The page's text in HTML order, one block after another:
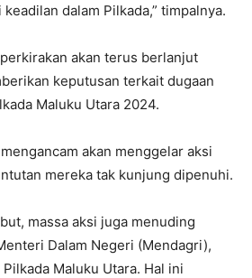
dalam Pilkada,” timpalnya.
akan terus berlanjut
keputusan terkait dugaan
Maluku Utara 2024.
akan menggelar aksi
mereka tak kunjung dipenuhi.
massa aksi juga menuding
Dalam Negeri (Mendagri),
Maluku Utara. Hal ini